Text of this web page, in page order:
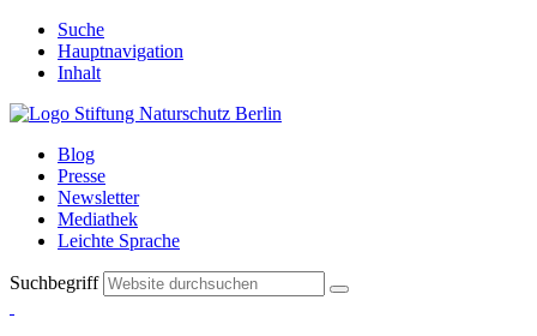
Suche
Hauptnavigation
Inhalt
Blog
Presse
Newsletter
Mediathek
Leichte Sprache
Suchbegriff